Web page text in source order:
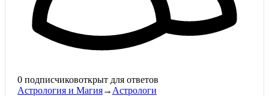
0 подписчиковоткрыт для ответов
Астрология и Магия→ Астрологи